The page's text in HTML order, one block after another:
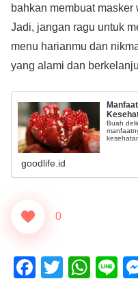
bahkan membuat
Jadi, jangan ragu untuk
menu harianmu dan
yang alami dan
Buah
goodlife.id
0
F
T
W
Li